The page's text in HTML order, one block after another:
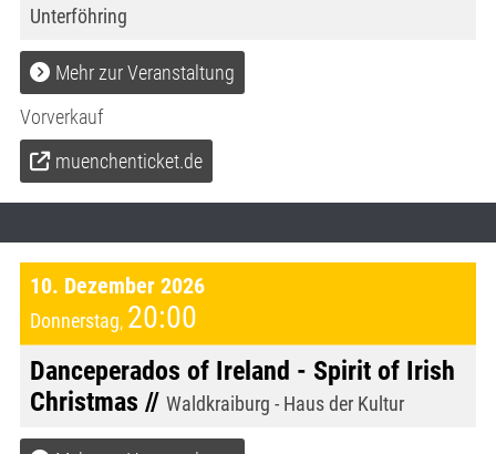
Unterföhring
Mehr zur Veranstaltung
Vorverkauf
muenchenticket.de
10. Dezember 2026
Donnerstag, 20:00
Danceperados of Ireland - Spirit of Irish
Christmas // Waldkraiburg - Haus der Kultur